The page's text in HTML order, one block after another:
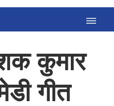
कुमार
गीत